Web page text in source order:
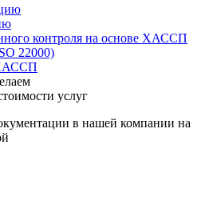
контроля на основе ХАССП
22000)
ХАССП
услуг
в нашей компании на